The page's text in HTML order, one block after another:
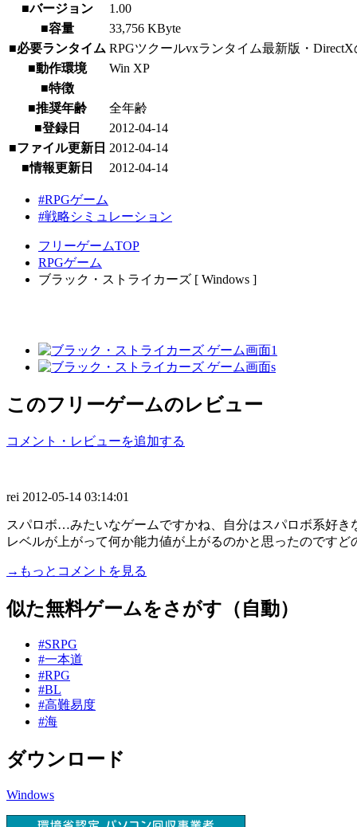
■バージョン
1.00
■容量
33,756 KByte
■必要ランタイム RPGツクールvxランタイム最新版・DirectX
■動作環境
Win XP
■特徴
■推奨年齢
全年齢
■登録日
2012-04-14
■ファイル更新日 2012-04-14
■情報更新日
2012-04-14
#RPGゲーム
#戦略シミュレーション
フリーゲームTOP
RPGゲーム
ブラック・ストライカーズ [ Windows ]
このフリーゲームのレビュー
コメント・レビューを追加する
rei 2012-05-14 03:14:01
スパロボ…みたいなゲームですかね、自分はスパロボ系好き
レベルが上がって何か能力値が上がるのかと思ったのです
→もっとコメントを見る
似た無料ゲームをさがす（自動）
#SRPG
#一本道
#RPG
#BL
#高難易度
#海
ダウンロード
Windows